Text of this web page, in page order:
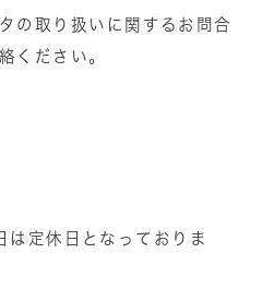
の取り扱いに関するお問合
ください。
定休日となっておりま